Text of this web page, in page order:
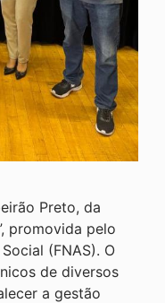
Preto, da
promovida pelo
(FNAS). O
de diversos
a gestão